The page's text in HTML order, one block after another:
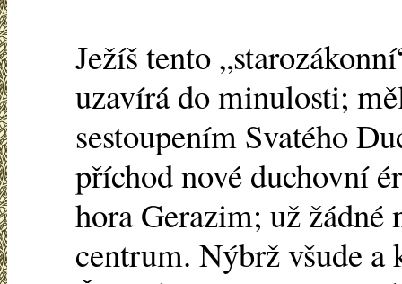
Ježíš tento
uzavírá do minulosti;
sestoupením Svatého
příchod nové duchovní
hora Gerazim; už žádné
centrum. Nýbrž všude a